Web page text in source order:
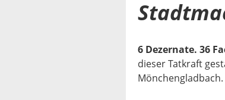
6 Dezernate. 36
dieser Tatkraft
Mönchengladbach.